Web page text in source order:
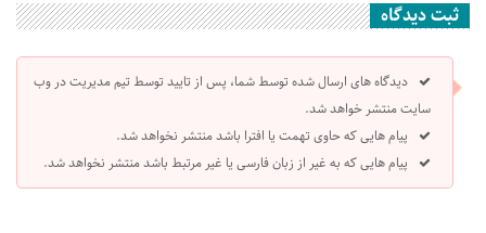
ثبت دیدگاه
دیدگاه های ارسال شده توسط شما، پس از تایید توسط تیم مدیریت در وب
سایت منتشر خواهد شد.
پیام هایی که حاوی تهمت یا افترا باشد منتشر نخواهد شد.
پیام هایی که به غیر از زبان فارسی یا غیر مرتبط باشد منتشر نخواهد شد.